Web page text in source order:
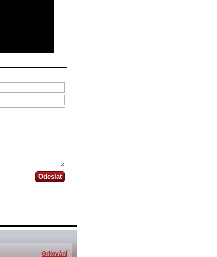
Odeslat
Grilování